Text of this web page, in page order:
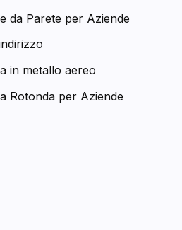
da Parete per Aziende
in metallo aereo
Rotonda per Aziende